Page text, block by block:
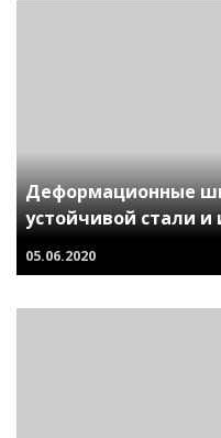
Деформационные
устойчивой стали
05.06.2020